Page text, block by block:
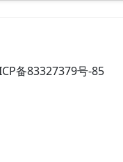
备83327379号-85